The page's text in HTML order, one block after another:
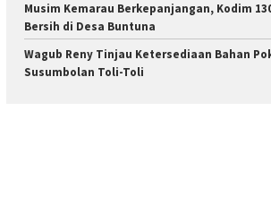
Musim Kemarau Berkepanjangan, Kodim
Bersih di Desa Buntuna
Wagub Reny Tinjau Ketersediaan Bahan
Susumbolan Toli-Toli